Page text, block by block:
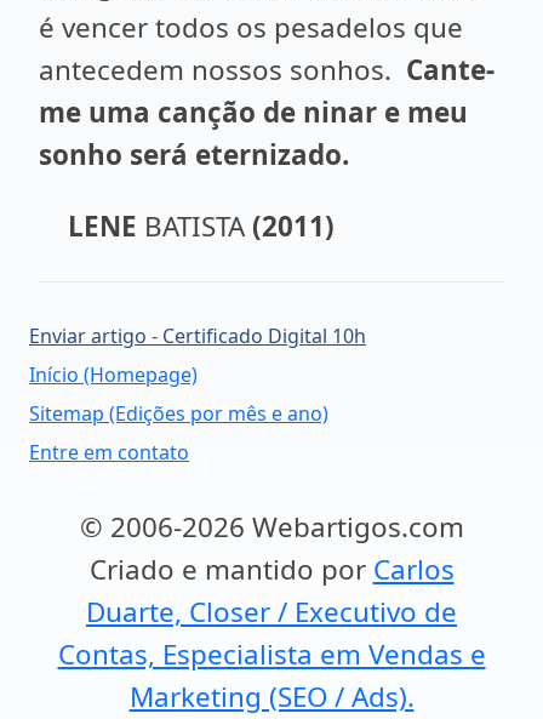
é vencer todos os pesadelos que
antecedem nossos sonhos. Cante-
me uma canção de ninar e meu
sonho será eternizado.
LENE BATISTA (2011)
Enviar artigo - Certificado Digital 10h
Início (Homepage)
Sitemap (Edições por mês e ano)
Entre em contato
© 2006-2026 Webartigos.com
Criado e mantido por Carlos
Duarte, Closer / Executivo de
Contas, Especialista em Vendas e
Marketing (SEO / Ads).